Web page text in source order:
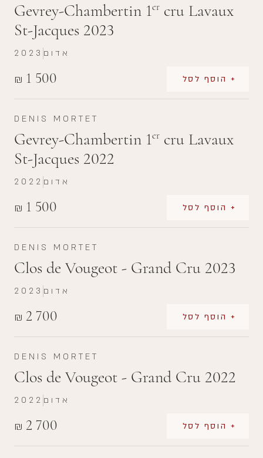
Gevrey-Chambertin 1er cru Lavaux
St-Jacques 2023
₪ 1 500 + הוסף לסל
2023 אדום
DENIS MORTET
Gevrey-Chambertin 1er cru Lavaux
St-Jacques 2022
₪ 1 500 + הוסף לסל
2022 אדום
DENIS MORTET
Clos de Vougeot - Grand Cru 2023
₪ 2 700 + הוסף לסל
2023 אדום
DENIS MORTET
Clos de Vougeot - Grand Cru 2022
₪ 2 700 + הוסף לסל
2022 אדום